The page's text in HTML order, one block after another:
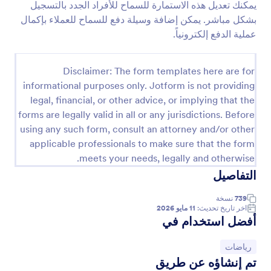
يمكنك تعديل هذه الاستمارة للسماح للأفراد الجدد بالتسجيل
بشكل مباشر. يمكن إضافة وسيلة دفع للسماح للعملاء بإكمال
عملية الدفع إلكترونياً.
Disclaimer: The form templates here are for
informational purposes only. Jotform is not providing
legal, financial, or other advice, or implying that the
forms are legally valid in all or any jurisdictions. Before
using any such form, consult an attorney and/or other
applicable professionals to make sure that the form
meets your needs, legally and otherwise.
التفاصيل
739 نسخة
اخر تاريخ تحديث: 11 مايو 2026
أفضل استخدام في
انتقل إلى الفئة:
رياضات
تم إنشاؤه عن طريق
معاينة